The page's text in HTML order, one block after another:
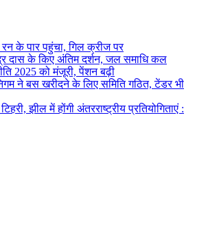
के पार पहुंचा, गिल क्रीज पर
दास के किए अंतिम दर्शन, जल समाधि कल
2025 को मंजूरी, पेंशन बढ़ी
ने बस खरीदने के लिए समिति गठित, टेंडर भी
झील में होंगी अंतरराष्ट्रीय प्रतियोगिताएं :